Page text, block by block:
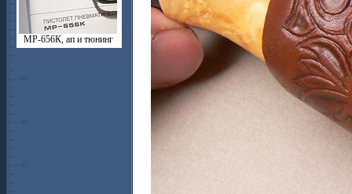
МР-656К, ап и тюнинг